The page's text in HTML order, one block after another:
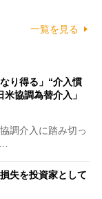
一覧を見る
り得る」“介入慣
協調為替介入」
調介入に踏み切っ
失を投資家として